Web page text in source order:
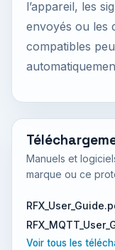
l’appareil, les
envoyés ou les
compatibles
Manuels et
marque ou ce
Voir tous les